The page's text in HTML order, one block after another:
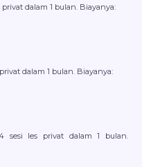
privat dalam 1 bulan. Biayanya:
dalam 1 bulan. Biayanya:
sesi les privat dalam 1 bulan.